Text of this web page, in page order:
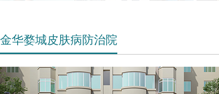
金华婺城皮肤病防治院